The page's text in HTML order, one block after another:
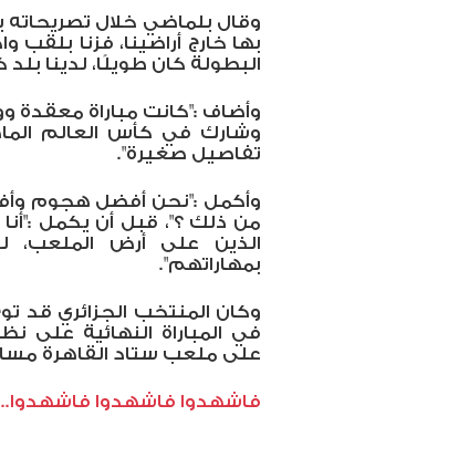
وقال بلماضي خلال
البطولة كان طويلًا، لدينا
وأضاف :"كانت مباراة معقدة
وشارك في كأس العالم
تفاصيل صغيرة".
وأكمل :"نحن أفضل هجوم
من ذلك ؟"، قبل أن يكمل :"أنا
الذين على أرض الملعب،
بمهاراتهم".
وكان المنتخب الجزائري قد
في المباراة النهائية
على ملعب ستاد القاهرة
فاشهدوا فاشهدوا فاشهدوا..